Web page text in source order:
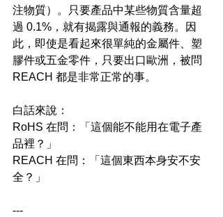
注物質）。只要產品中某些物質含量超
過 0.1%，就有揭露與通報的義務。因
此，即使是看起來很單純的金屬件、塑
膠件或五金零件，只要出口歐洲，被問
REACH 都是非常正常的事。
白話來說：
RoHS 在問：「這個能不能用在電子產
品裡？」
REACH 在問：「這個東西本身安不安
全？」
---